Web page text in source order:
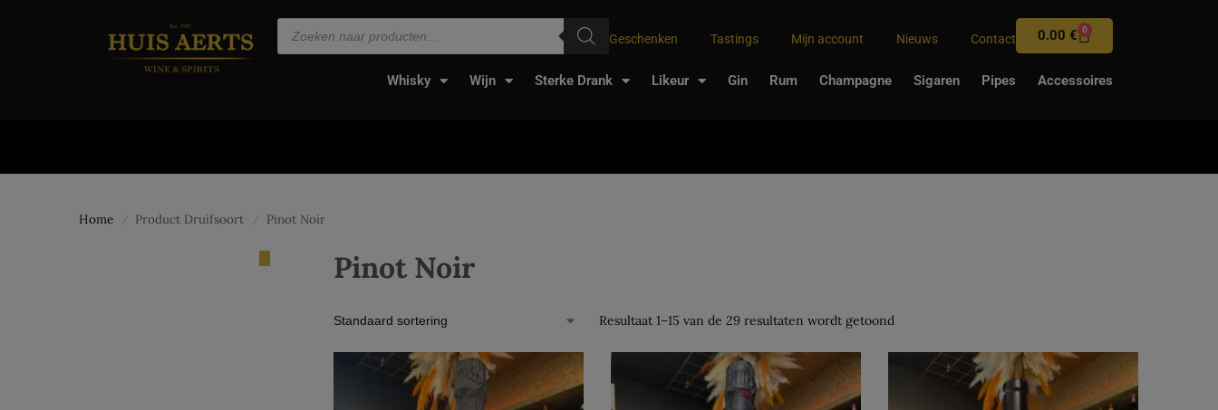
Geschenken Tastings Mijn account Nieuws Contact 0.00€ 0
Whisky Wijn Sterke Drank Likeur Gin Rum Champagne Sigaren Pipes Accessoires
Home / Product Druifsoort / Pinot Noir
Pinot Noir
Resultaat 1–15 van de 29 resultaten wordt getoond